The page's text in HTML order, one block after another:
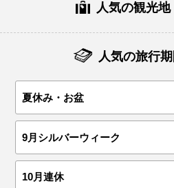
人気の観光地
人気の旅行
夏休み・お盆
9月シルバーウィーク
10月連休